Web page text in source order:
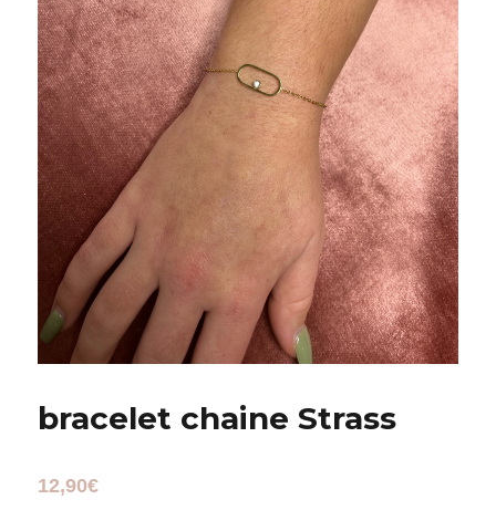
bracelet chaine Strass
12,90€